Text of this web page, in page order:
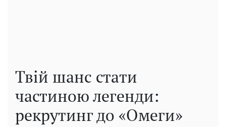
Твій шанс стати
частиною легенди:
рекрутинг до «Омеги»